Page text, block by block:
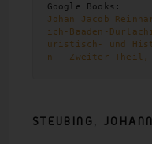
Johan Jacob
ich-Baaden-
uristisch- und
n - Zweiter Theil,
STEUBING,